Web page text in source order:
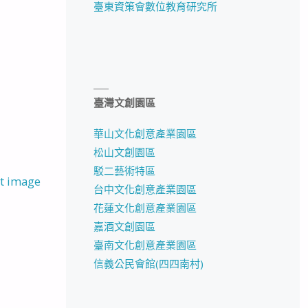
image
臺東資策會數位教育研究所
臺灣文創園區
華山文化創意產業園區
松山文創園區
駁二藝術特區
台中文化創意產業園區
花蓮文化創意產業園區
嘉酒文創園區
臺南文化創意產業園區
信義公民會館(四四南村)